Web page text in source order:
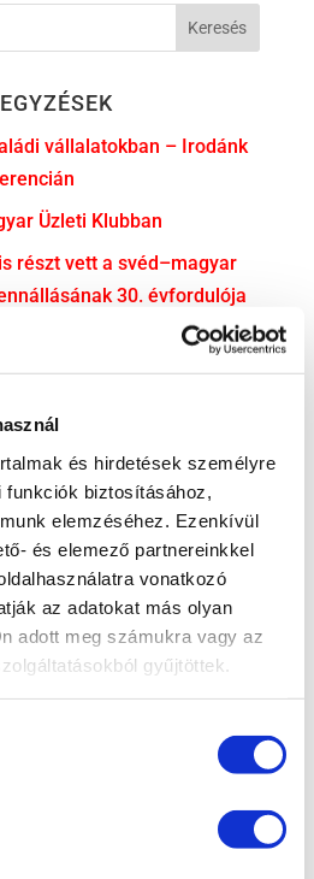
és hirdetések személyre
biztosításához,
elemzéséhez. Ezenkívül
és elemező partnereinkkel
vonatkozó
az adatokat más olyan
adott meg számukra vagy az
gyűjtöttek.
vállalatokban – Irodánk
Üzleti Klubban
részt vett a svéd–magyar
30. évfordulója
Ádám előadóként vett
bővült csapatunk
esküjéhez